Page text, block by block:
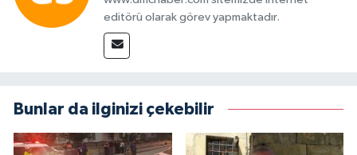
editörü olarak görev yapmaktadır.
Bunlar da ilginizi çekebilir